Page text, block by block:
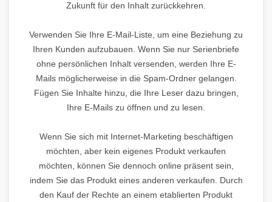
Zukunft für den Inhalt zurückkehren.
Verwenden Sie Ihre E-Mail-Liste, um eine Beziehung zu
Ihren Kunden aufzubauen. Wenn Sie nur Serienbriefe
ohne persönlichen Inhalt versenden, werden Ihre E-
Mails möglicherweise in die Spam-Ordner gelangen.
Fügen Sie Inhalte hinzu, die Ihre Leser dazu bringen,
Ihre E-Mails zu öffnen und zu lesen.
Wenn Sie sich mit Internet-Marketing beschäftigen
möchten, aber kein eigenes Produkt verkaufen
möchten, können Sie dennoch online präsent sein,
indem Sie das Produkt eines anderen verkaufen. Durch
den Kauf der Rechte an einem etablierten Produkt